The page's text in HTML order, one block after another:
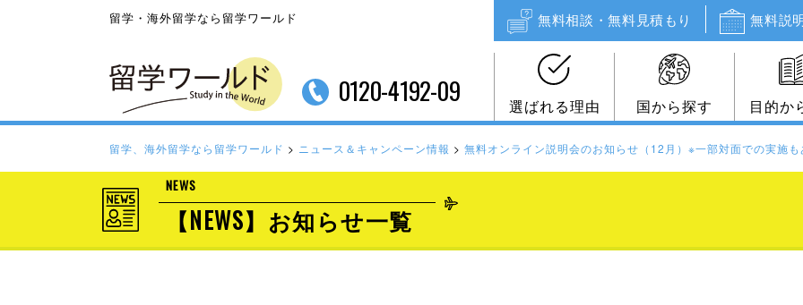
留学・海外留学なら留学ワールド 無料相談・無料見積もり 無料説
0120-4192-09 選ばれる理由 国から探す 目的か
留学、海外留学なら留学ワールド > ニュース＆キャンペーン情報 > 無料オンライン説明会のお知らせ（12月）※一部対面での実施も
NEWS
【NEWS】お知らせ一覧